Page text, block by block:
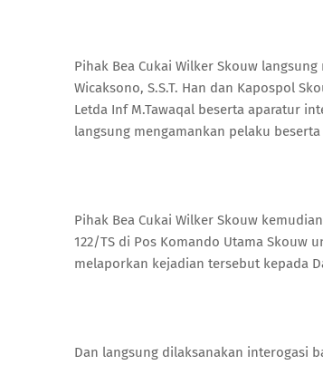
Pihak Bea Cukai Wilker Skouw
Wicaksono, S.S.T. Han dan Kapospol
Letda Inf M.Tawaqal beserta aparatur
langsung mengamankan pelaku
Pihak Bea Cukai Wilker Skouw
122/TS di Pos Komando Utama Skouw
melaporkan kejadian tersebut kepada
Dan langsung dilaksanakan interogasi